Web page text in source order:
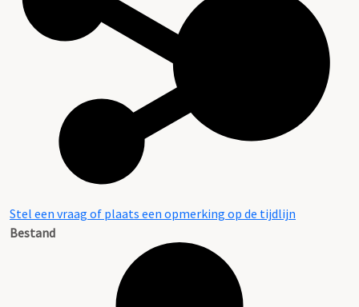
Stel een vraag of plaats een opmerking op de tijdlijn
Bestand